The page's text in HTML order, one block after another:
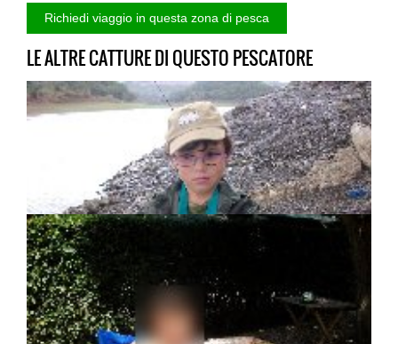
LE ALTRE CATTURE DI QUESTO PESCATORE